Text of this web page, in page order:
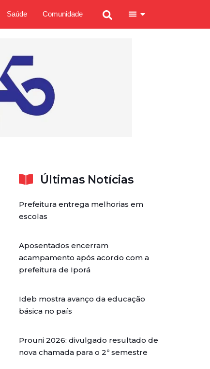
Saúde Comunidade
Últimas Notícias
Prefeitura entrega melhorias em
escolas
Aposentados encerram
acampamento após acordo com a
prefeitura de Iporá
Ideb mostra avanço da educação
básica no país
Prouni 2026: divulgado resultado de
nova chamada para o 2º semestre